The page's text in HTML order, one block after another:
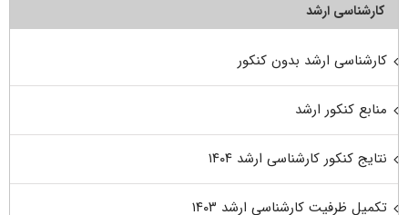
کارشناسی ارشد
کارشناسی ارشد بدون کنکور
منابع کنکور ارشد
نتایج کنکور کارشناسی ارشد ۱۴۰۴
تکمیل ظرفیت کارشناسی ارشد ۱۴۰۳